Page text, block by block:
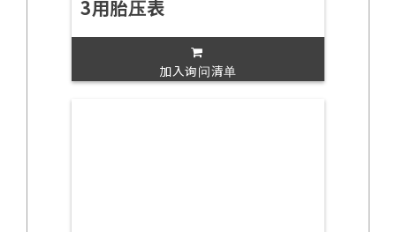
3用胎压表
加入询问清单